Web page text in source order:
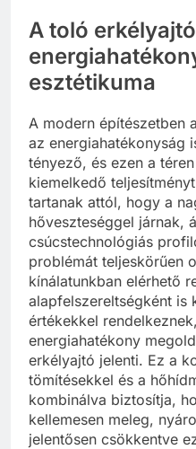
A toló erkélyajtó
esztétikuma
A modern építészetben
az energiahatékonyság
tényező, és ezen a
kiemelkedő
tartanak attól, hogy a
hőveszteséggel járnak,
csúcstechnológiás
problémát teljeskörűen
kínálatunkban elérhető
alapfelszereltségként is
értékekkel
energiahatékony
erkélyajtó jelenti. Ez a
tömítésekkel és a
kombinálva biztosítja,
kellemesen meleg,
jelentősen csökkentve